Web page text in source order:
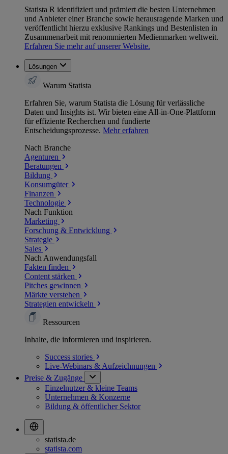
Statista R identifiziert und prämiert die besten Unternehmen
und Anbieter einer Branche sowie herausragende Marken und
veröffentlicht hierzu exklusive Rankings und Bestenlisten in
Zusammenarbeit mit renommierten Medienmarken weltweit.
Erfahren Sie mehr auf unserer Website.
Lösungen
Warum Statista
Erfahren Sie, warum Statista die Lösung für verlässliche
Daten und Insights ist. Wir bieten eine All-in-One-Plattform
für effiziente Recherchen und fundierte
Entscheidungsprozesse. Mehr erfahren
Nach Branche
Agenturen
Beratungen
Bildung
Konsumgüter
Finanzen
Technologie
Nach Funktion
Marketing
Forschung & Entwicklung
Strategie
Sales
Nach Anwendungsfall
Fakten finden
Content stärken
Pitches gewinnen
Märkte verstehen
Strategien entwickeln
Ressourcen
Inhalte, die informieren und inspirieren.
Success stories
Live-Webinars & Aufzeichnungen
Preise & Zugänge
Einzelnutzer & kleine Teams
Unternehmen & Konzerne
Bildung & öffentlicher Sektor
statista.de
statista.com